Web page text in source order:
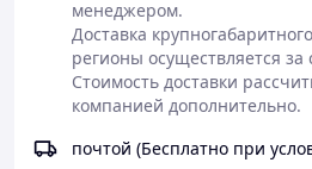
менеджером.
Доставка
регионы осуществляется за
Стоимость доставки
компанией дополнительно.
почтой (Бесплатно при